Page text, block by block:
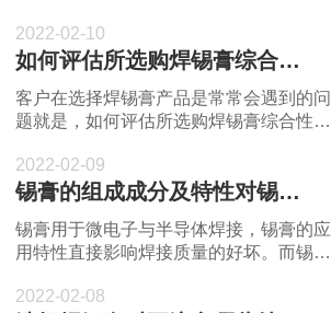
焊料焊锡膏的研究取得了非常多的成绩同
时在应用是也存在一下工艺问题。无铅焊
是应注意哪些问题呢？
2022-02-10
如何评估所选购焊锡膏综合性能的优劣?
客户在选择焊锡膏产品是常常会遇到的问
题就是，如何评估所选购焊锡膏综合性能
司多年的锡膏解决方案经验，我们认为初
步选择锡膏时应主要关心以下几点：
2022-02-09
锡膏的组成成分及特性对锡膏应用特性的影响
锡膏用于微电子与半导体焊接，锡膏的应
用特性直接影响焊接质量的好坏。而锡膏
决定，下面就来了解一下锡膏的组成成分
2022-02-08